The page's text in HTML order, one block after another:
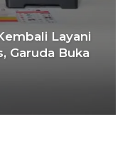
Layani
Garuda Buka